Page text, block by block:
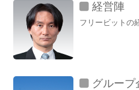
経営陣
フリービットの
グループ